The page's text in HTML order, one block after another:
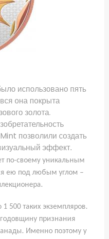
использовано пять
она покрыта
золота.
позволили создать
эффект.
по-своему уникальным
ею под любым углом –
500 таких экземпляров.
признания
Именно поэтому у